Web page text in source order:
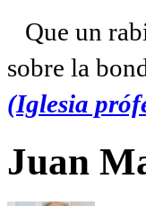
Que un
sobre la
(Iglesia
Juan